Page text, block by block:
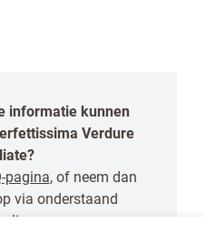
informatie kunnen
Verdure
pagina, of neem dan
via onderstaand